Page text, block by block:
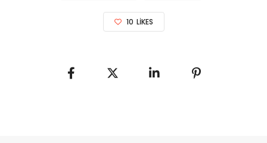
10 LIKES